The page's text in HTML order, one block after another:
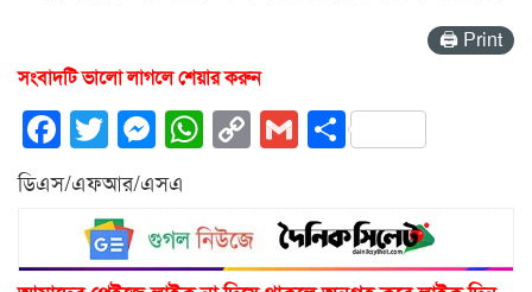
🖨 Print
সংবাদটি ভালো লাগলে শেয়ার করুন
Facebook
Twitter
Messenger
WhatsApp
CopyGmailShare
ডিএস/এফআর/এসএ